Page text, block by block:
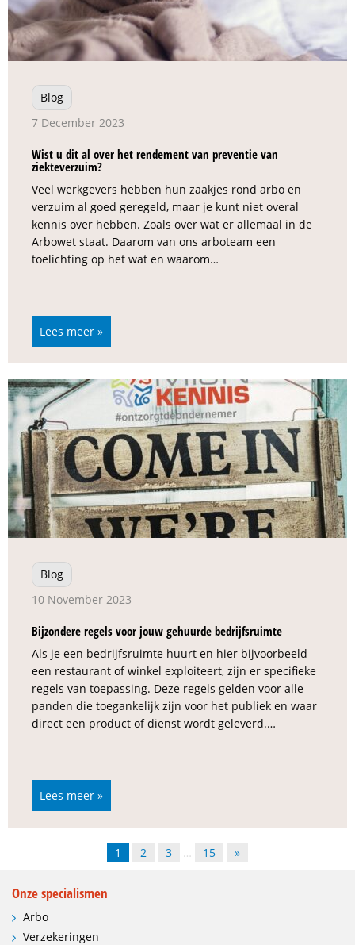
Blog
7 December 2023
Wist u dit al over het rendement van preventie van
ziekteverzuim?
Veel werkgevers hebben hun zaakjes rond arbo en
verzuim al goed geregeld, maar je kunt niet overal
kennis over hebben. Zoals over wat er allemaal in de
Arbowet staat. Daarom van ons arboteam een
toelichting op het wat en waarom…
Lees meer »
Blog
10 November 2023
Bijzondere regels voor jouw gehuurde bedrijfsruimte
Als je een bedrijfsruimte huurt en hier bijvoorbeeld
een restaurant of winkel exploiteert, zijn er specifieke
regels van toepassing. Deze regels gelden voor alle
panden die toegankelijk zijn voor het publiek en waar
direct een product of dienst wordt geleverd.…
Lees meer »
1 2 3 … 15 »
Onze specialismen
Arbo
Verzekeringen